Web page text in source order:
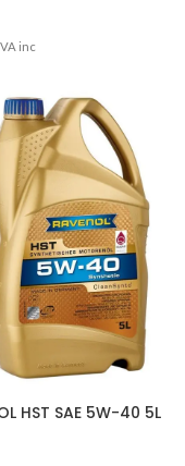
inc
HST SAE 5W-40 5L